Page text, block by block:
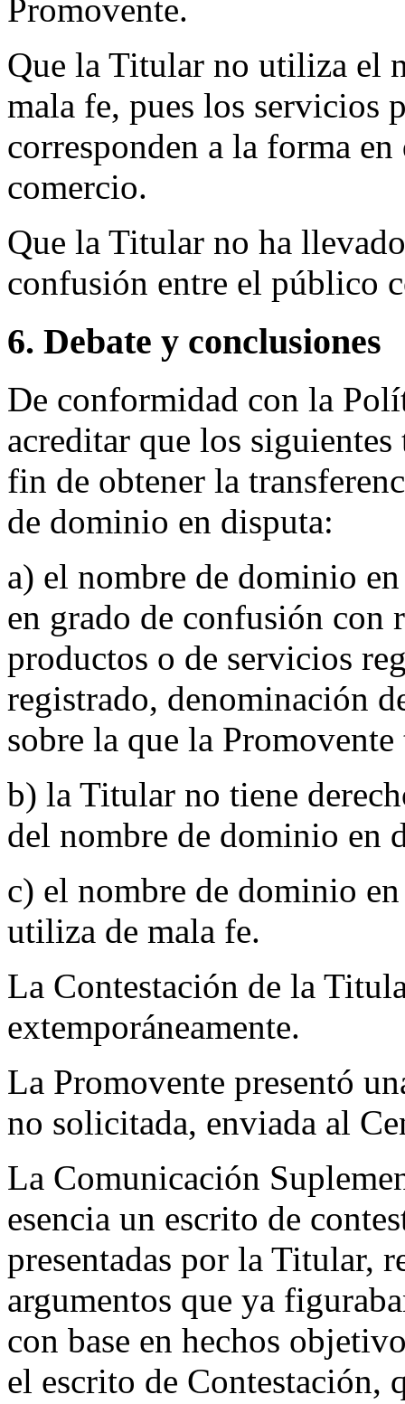
Promovente.
Que la Titular no utiliza el
mala fe, pues los servicios
corresponden a la forma
comercio.
Que la Titular no ha
confusión entre el público
6. Debate y conclusiones
De conformidad con la
acreditar que los
fin de obtener la
de dominio en disputa:
a) el nombre de dominio
en grado de confusión con
productos o de servicios
registrado, denominación
sobre la que la
b) la Titular no tiene
del nombre de dominio en
c) el nombre de dominio
utiliza de mala fe.
La Contestación de la
extemporáneamente.
La Promovente presentó
no solicitada, enviada al
La Comunicación
esencia un escrito de
presentadas por la Titular,
argumentos que ya
con base en hechos
el escrito de Contestación,